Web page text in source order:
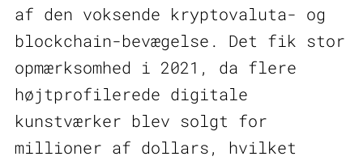
af den voksende kryptovaluta- og
blockchain-bevægelse. Det fik stor
opmærksomhed i 2021, da flere
højtprofilerede digitale
kunstværker blev solgt for
millioner af dollars, hvilket